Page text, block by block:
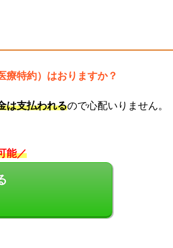
療特約）はおりますか？
は支払われるので心配いりません。
能／